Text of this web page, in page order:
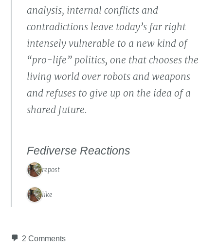
analysis, internal conflicts and
contradictions leave today’s far right
intensely vulnerable to a new kind of
“pro-life” politics, one that chooses the
living world over robots and weapons
and refuses to give up on the idea of a
shared future.
Fediverse Reactions
1 repost
1 like
2 Comments